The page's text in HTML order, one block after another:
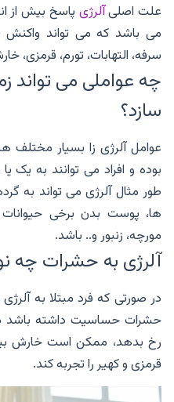
علت اصلیآلرژی پاسخ بیش از
می باشد که می تواند
سرفه، التهابات، تورم، قرمزی،
چه عواملی می تواند
سازد؟
عوامل آلرژی زا بسیار مختلف
بوده و افراد می توانند به
طور مثال آلرژی می تواند به
ها، پوست بدن برخی
مورچه، زنبور و.. باشد.
آلرژی به حشرات چه
در صورتی که فرد مبتلا به
حشرات حساسیت داشته باشد
رخ بدهد، ممکن است خارش
قرمزی و کهیر را تجربه کند.